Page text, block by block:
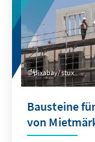
pixabay/ stux
Bausteine
von